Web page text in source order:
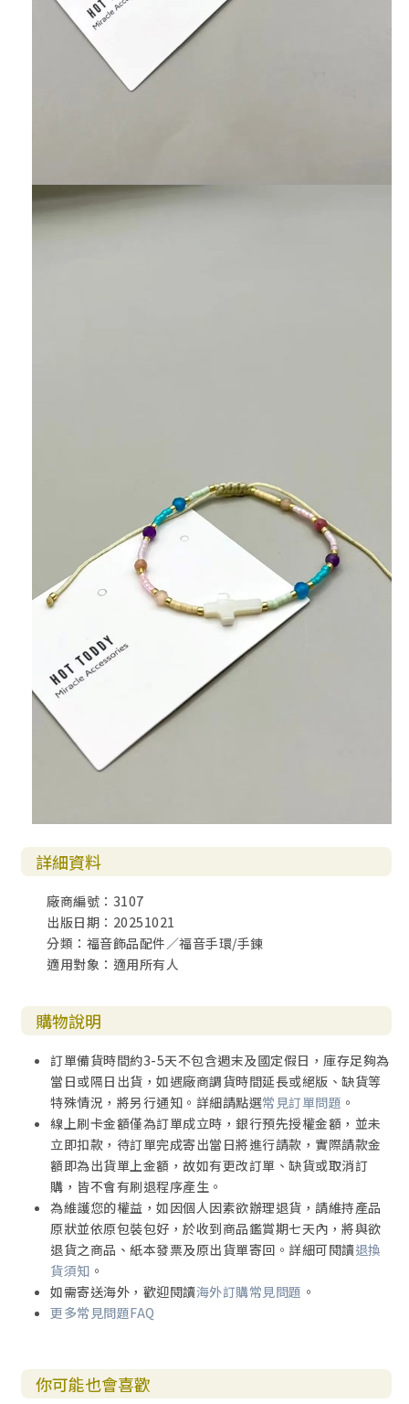
詳細資料
廠商編號：3107
出版日期：20251021
分類：福音飾品配件／福音手環/手鍊
適用對象：適用所有人
購物說明
訂單備貨時間約3-5天不包含週末及國定假日，庫存足夠為
當日或隔日出貨，如遇廠商調貨時間延長或絕版、缺貨等
特殊情況，將另行通知。詳細請點選常見訂單問題 。
線上刷卡金額僅為訂單成立時，銀行預先授權金額，並未
立即扣款，待訂單完成寄出當日將進行請款，實際請款金
額即為出貨單上金額，故如有更改訂單、缺貨或取消訂
購，皆不會有刷退程序產生。
為維護您的權益，如因個人因素欲辦理退貨，請維持產品
原狀並依原包裝包好，於收到商品鑑賞期七天內，將與欲
退貨之商品、紙本發票及原出貨單寄回。詳細可閱讀退換
貨須知 。
如需寄送海外，歡迎閱讀海外訂購常見問題 。
更多常見問題FAQ
你可能也會喜歡